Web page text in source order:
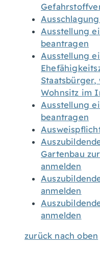
Ausstellung
beantragen
Ausstellung
Wohnsitz im
Ausstellung
beantragen
Gartenbau
anmelden
anmelden
anmelden
zurück nach oben